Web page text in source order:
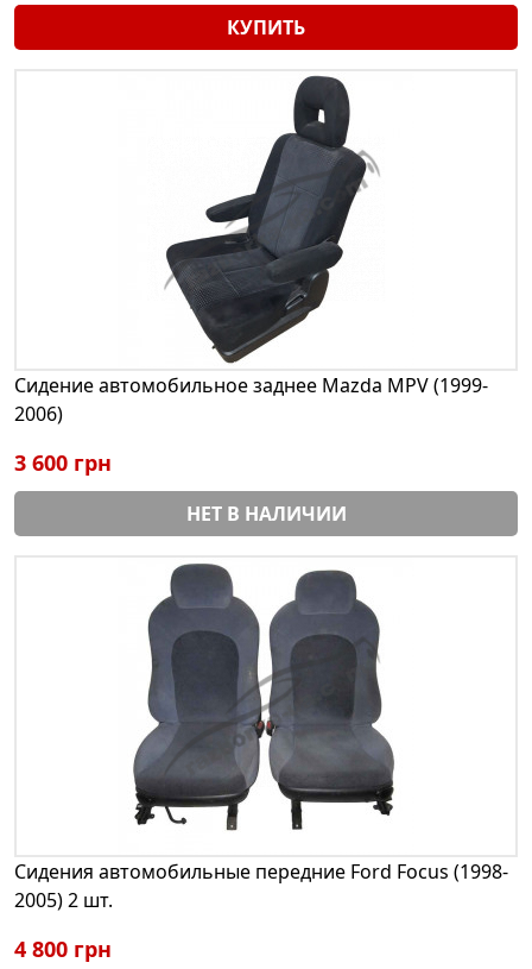
КУПИТЬ
Сидение автомобильное заднее Mazda MPV (1999-
2006)
3 600 грн
НЕТ В НАЛИЧИИ
Сидения автомобильные передние Ford Focus (1998-
2005) 2 шт.
4 800 грн